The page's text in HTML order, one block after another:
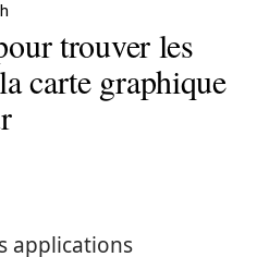
trouver les
carte graphique
applications